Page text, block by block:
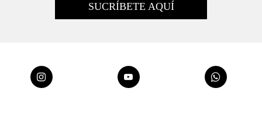
SUCRÍBETE AQUÍ